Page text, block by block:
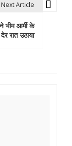
Next Article
आर्मी के
रात उठाया